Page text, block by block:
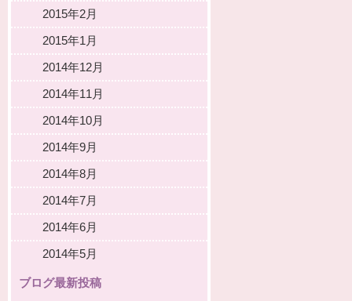
2015年2月
2015年1月
2014年12月
2014年11月
2014年10月
2014年9月
2014年8月
2014年7月
2014年6月
2014年5月
ブログ最新投稿